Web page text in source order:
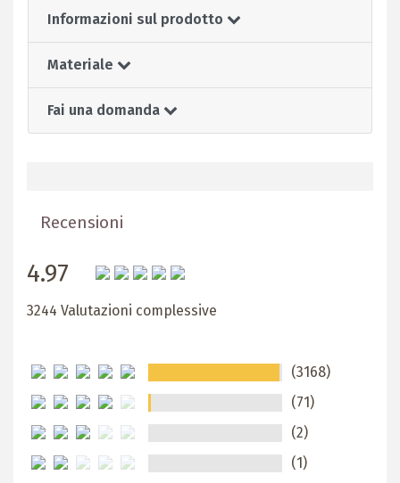
Informazioni sul prodotto
Materiale
Fai una domanda
Recensioni
4.97
3244 Valutazioni complessive
(3168)
(71)
(2)
(1)